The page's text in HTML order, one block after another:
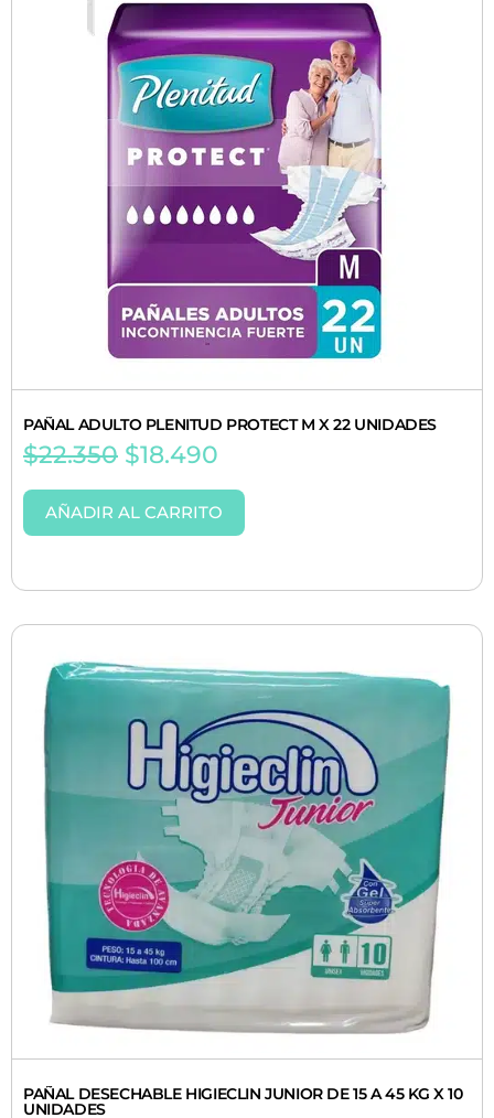
PAÑAL ADULTO PLENITUD PROTECT M X 22 UNIDADES
$22.350 $18.490
AÑADIR AL CARRITO
PAÑAL DESECHABLE HIGIECLIN JUNIOR DE 15 A 45 KG X 10
UNIDADES